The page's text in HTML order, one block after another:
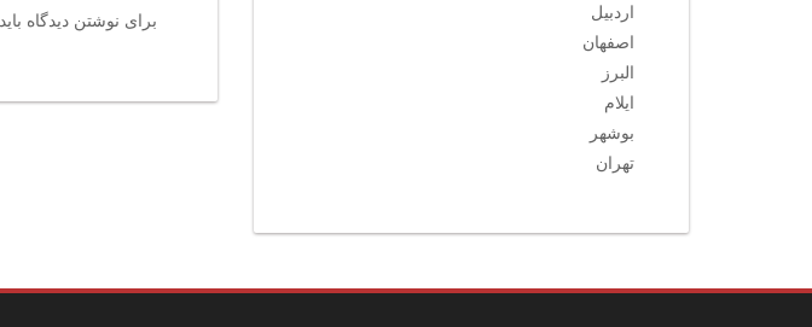
برای نوشتن دیدگاه باید
اردبیل
اصفهان
البرز
ایلام
بوشهر
تهران